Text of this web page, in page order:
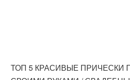
ТОП 5 КРАСИВЫЕ ПРИЧЕСКИ